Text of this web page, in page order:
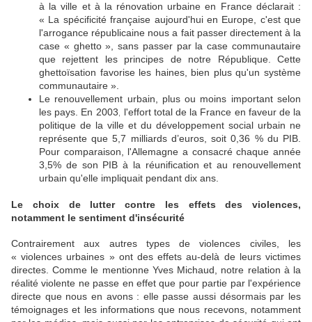
à la ville et à la rénovation urbaine en France déclarait :
« La spécificité française aujourd'hui en Europe, c'est que
l'arrogance républicaine nous a fait passer directement à la
case « ghetto », sans passer par la case communautaire
que rejettent les principes de notre République. Cette
ghettoïsation favorise les haines, bien plus qu'un système
communautaire ».
Le renouvellement urbain, plus ou moins important selon
les pays. En 2003, l'effort total de la France en faveur de la
politique de la ville et du développement social urbain ne
représente que 5,7 milliards d’euros, soit 0,36 % du PIB.
Pour comparaison, l'Allemagne a consacré chaque année
3,5% de son PIB à la réunification et au renouvellement
urbain qu'elle impliquait pendant dix ans.
Le choix de lutter contre les effets des violences,
notamment le sentiment d'insécurité
Contrairement aux autres types de violences civiles, les
« violences urbaines » ont des effets au-delà de leurs victimes
directes. Comme le mentionne Yves Michaud, notre relation à la
réalité violente ne passe en effet que pour partie par l'expérience
directe que nous en avons : elle passe aussi désormais par les
témoignages et les informations que nous recevons, notamment